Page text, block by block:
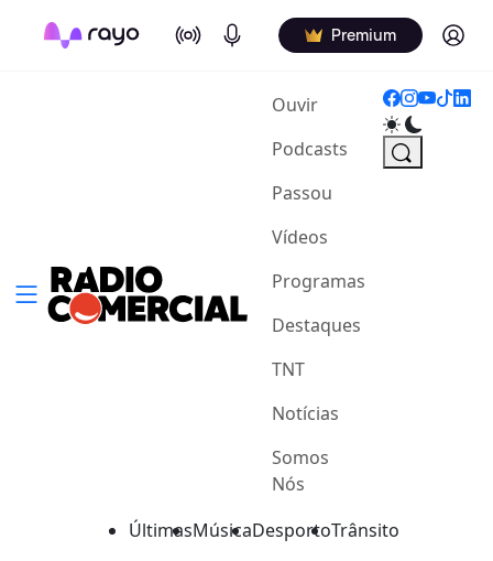
On Air Podcasts Premium Log in
Ouvir(current)
Podcasts
Passou
Vídeos
Programas
Destaques
TNT
Notícias
Somos
Nós
ÚltimasMúsicaDesportoTrânsito